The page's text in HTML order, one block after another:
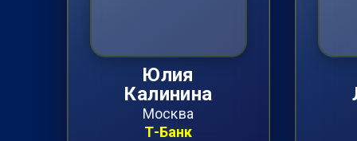
Юлия
Калинина
Москва
Т-Банк